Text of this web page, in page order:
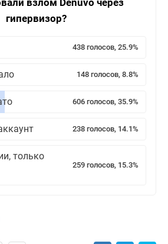
гипервизор?
438 голосов, 25.9%
148 голосов, 8.8%
606 голосов, 35.9%
238 голосов, 14.1%
только
259 голосов, 15.3%